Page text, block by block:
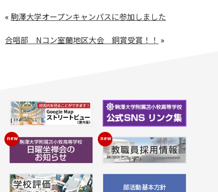
« 駒澤大学オープンキャンパスに参加しました
合唱部 Nコン室蘭地区大会 銅賞受賞！！ »